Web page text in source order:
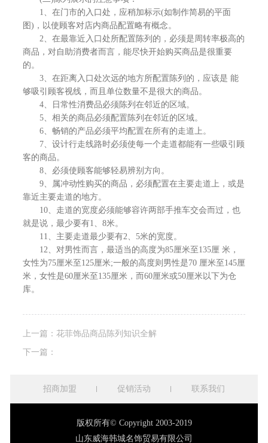
1、在门市的入口处，应稍加标示(如制作简易的平面
图)，以使顾客对店内商品配置略有概念。
2、在最靠近入口处所配置陈列的，必须是周转率极高的
商品，对自助消费者而言，能尽快开始购买商品是很重要
的。
3、在距离入口处次远的地方所配置陈列的，应该是 能
够吸引顾客视线，而且单位数量不是很大的商品。
4、日常性消费品必须陈列在邻近的区域。
5、相关的商品必须配置陈列在邻近的区域。
6、畅销的产品必须平均配置在所有的走道上。
7、设计行走线路时必须使每一个走道都能有一些吸引顾
客的商品。
8、必须使顾客能够轻易辨别方向。
9、属冲动性购买的商品，必须配置在主要走道上，或是
靠近主要走道的地方。
10、走道的宽度必须能够容许两部手推车交会而过，也
就是说，最少要有1、8米。
11、主要走道最少要有2、5米的宽度。
12、对男性而言，最适当的高度为85厘米至135厘 米，
女性为75厘米至125厘米;一般的高度则男性是70 厘米至145厘
米，女性是60厘米至135厘米，而60厘米或50厘米以下为仓
库。
上一篇：花菲饰品商品陈列知识全解
下一篇：
招商加盟 促销活动 联系我们
版权所有© Copyright 2003-2019
山东威海韩城名饰贸易有限公司